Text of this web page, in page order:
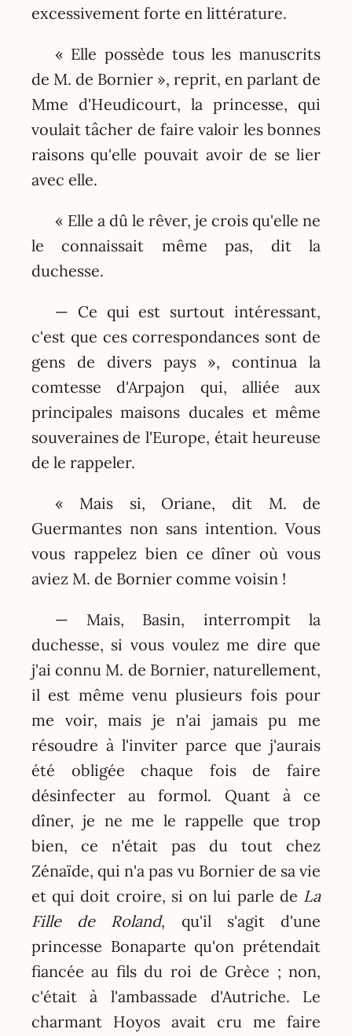
excessivement forte en littérature.
« Elle possède tous les manuscrits
de M. de Bornier », reprit, en parlant de
Mme d'Heudicourt, la princesse, qui
voulait tâcher de faire valoir les bonnes
raisons qu'elle pouvait avoir de se lier
avec elle.
« Elle a dû le rêver, je crois qu'elle ne
le connaissait même pas, dit la
duchesse.
— Ce qui est surtout intéressant,
c'est que ces correspondances sont de
gens de divers pays », continua la
comtesse d'Arpajon qui, alliée aux
principales maisons ducales et même
souveraines de l'Europe, était heureuse
de le rappeler.
« Mais si, Oriane, dit M. de
Guermantes non sans intention. Vous
vous rappelez bien ce dîner où vous
aviez M. de Bornier comme voisin !
— Mais, Basin, interrompit la
duchesse, si vous voulez me dire que
j'ai connu M. de Bornier, naturellement,
il est même venu plusieurs fois pour
me voir, mais je n'ai jamais pu me
résoudre à l'inviter parce que j'aurais
été obligée chaque fois de faire
désinfecter au formol. Quant à ce
dîner, je ne me le rappelle que trop
bien, ce n'était pas du tout chez
Zénaïde, qui n'a pas vu Bornier de sa vie
et qui doit croire, si on lui parle de La
Fille de Roland, qu'il s'agit d'une
princesse Bonaparte qu'on prétendait
fiancée au fils du roi de Grèce ; non,
c'était à l'ambassade d'Autriche. Le
charmant Hoyos avait cru me faire